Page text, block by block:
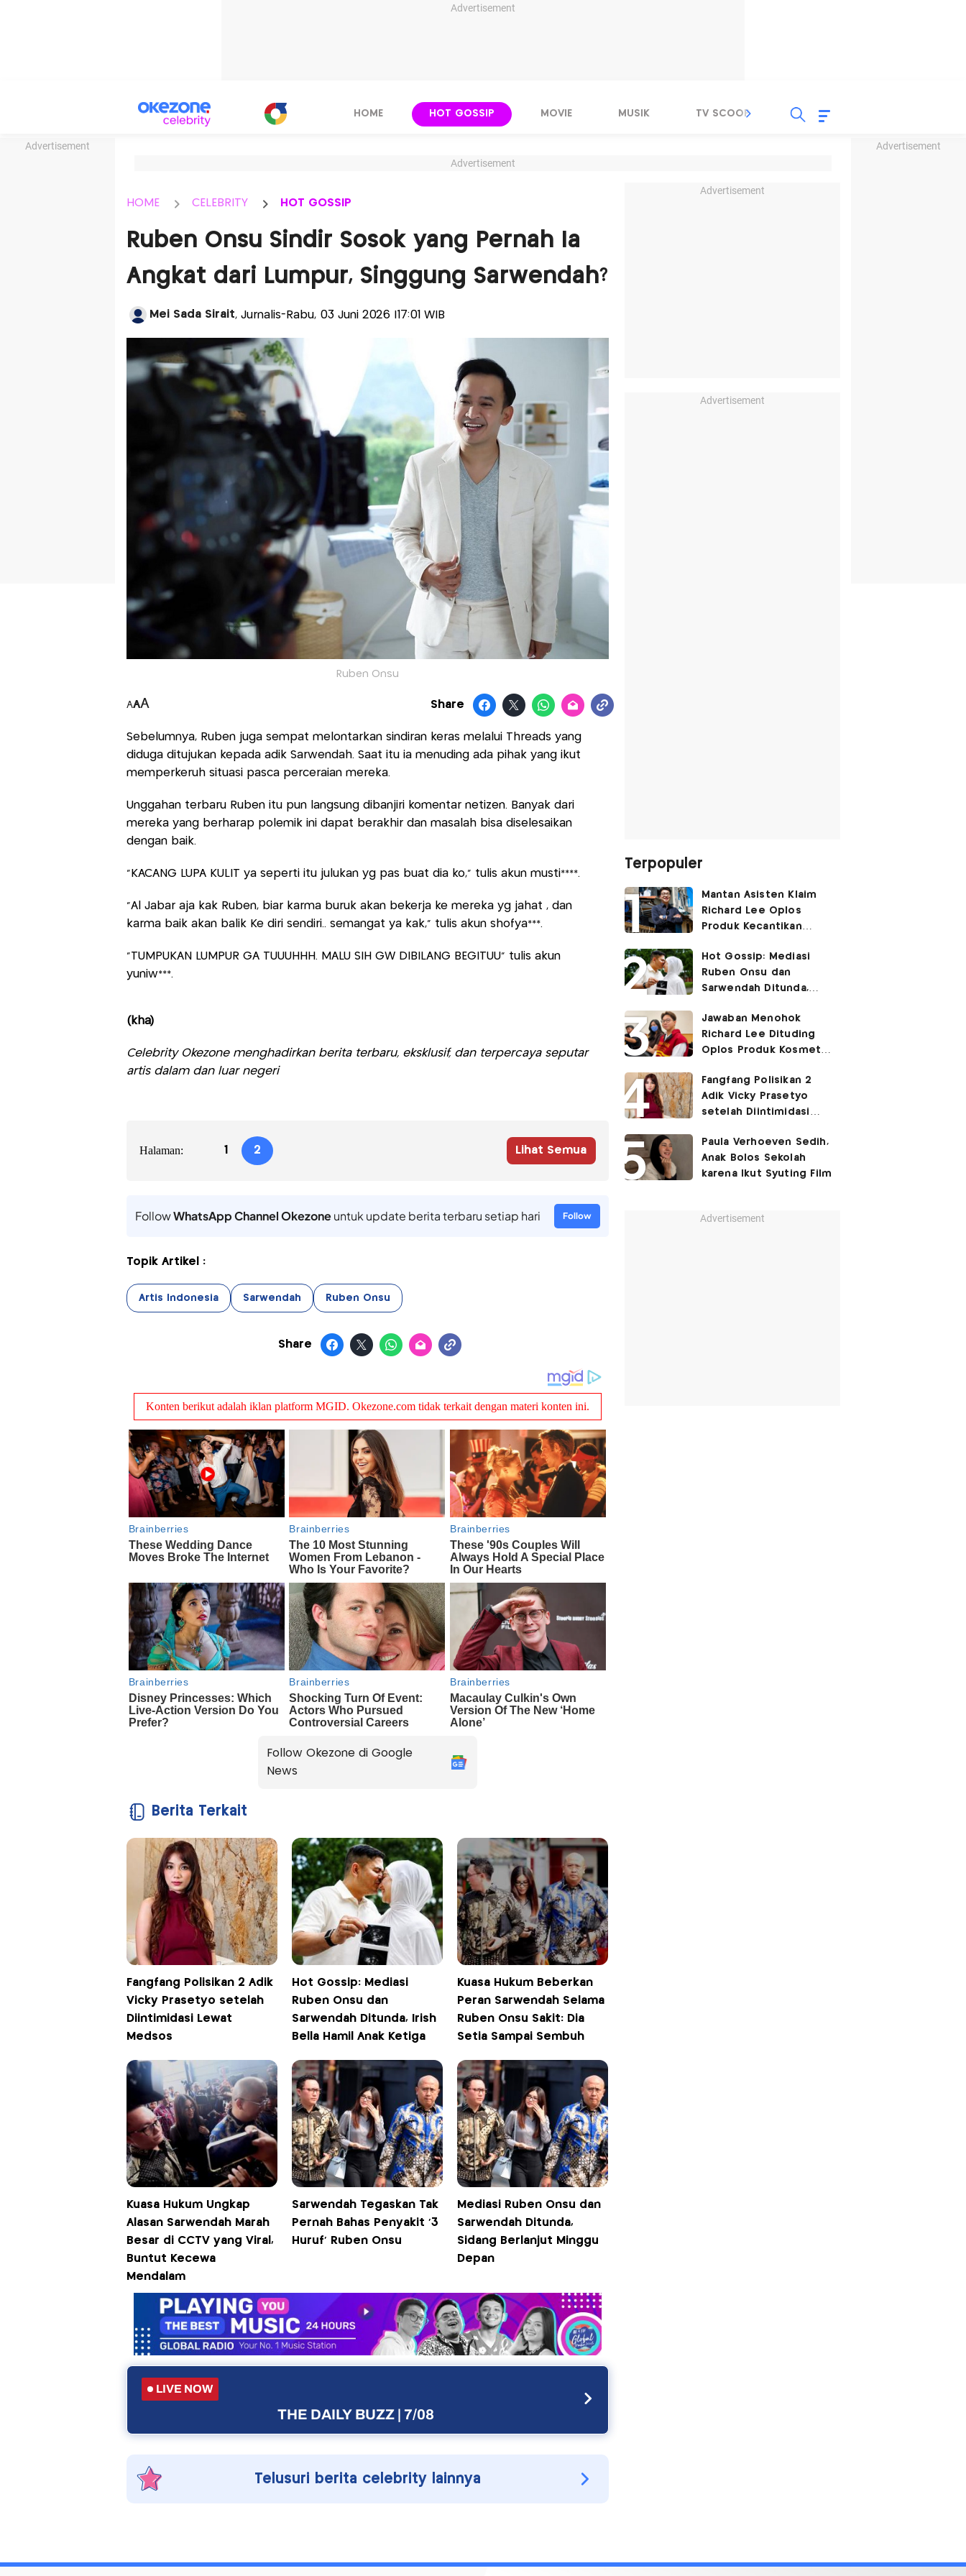
Advertisement
Advertisement Advertisement
HOME HOT GOSSIP MOVIE MUSIK TV SCOOP LIRIK
Advertisement
HOME CELEBRITY HOT GOSSIP
Ruben Onsu Sindir Sosok yang Pernah Ia
Angkat dari Lumpur, Singgung Sarwendah?
Mei Sada Sirait, Jurnalis-Rabu, 03 Juni 2026 |17:01 WIB
Ruben Onsu
AAA Share
Sebelumnya, Ruben juga sempat melontarkan sindiran keras melalui Threads yang
diduga ditujukan kepada adik Sarwendah. Saat itu ia menuding ada pihak yang ikut
memperkeruh situasi pasca perceraian mereka.
Unggahan terbaru Ruben itu pun langsung dibanjiri komentar netizen. Banyak dari
mereka yang berharap polemik ini dapat berakhir dan masalah bisa diselesaikan
dengan baik.
"KACANG LUPA KULIT ya seperti itu julukan yg pas buat dia ko," tulis akun musti****.
"Al Jabar aja kak Ruben, biar karma buruk akan bekerja ke mereka yg jahat , dan
karma baik akan balik Ke diri sendiri.. semangat ya kak," tulis akun shofya***.
"TUMPUKAN LUMPUR GA TUUUHHH. MALU SIH GW DIBILANG BEGITUU" tulis akun
yuniw***.
(kha)
Celebrity Okezone menghadirkan berita terbaru, eksklusif, dan terpercaya seputar
artis dalam dan luar negeri
Halaman: 1 2 Lihat Semua
FollowWhatsApp Channel Okezoneuntuk update berita terbaru setiap hari Follow
Topik Artikel :
Artis Indonesia Sarwendah Ruben Onsu
Share
Follow Okezone di Google
News
Berita Terkait
Fangfang Polisikan 2 Adik
Vicky Prasetyo setelah
Diintimidasi Lewat
Medsos
Hot Gossip: Mediasi
Ruben Onsu dan
Sarwendah Ditunda, Irish
Bella Hamil Anak Ketiga
Kuasa Hukum Beberkan
Peran Sarwendah Selama
Ruben Onsu Sakit: Dia
Setia Sampai Sembuh
Kuasa Hukum Ungkap
Alasan Sarwendah Marah
Besar di CCTV yang Viral,
Buntut Kecewa
Mendalam
Sarwendah Tegaskan Tak
Pernah Bahas Penyakit '3
Huruf' Ruben Onsu
Mediasi Ruben Onsu dan
Sarwendah Ditunda,
Sidang Berlanjut Minggu
Depan
LIVE NOW
THE DAILY BUZZ | 7/08
Telusuri berita celebrity lainnya
Advertisement
Advertisement
Terpopuler
Mantan Asisten Klaim
Richard Lee Oplos
Produk Kecantikan
ke Ani-Ani
Hot Gossip: Mediasi
Ruben Onsu dan
Sarwendah Ditunda,
Ketiga
Jawaban Menohok
Richard Lee Dituding
Oplos Produk Kosmetik
Fangfang Polisikan 2
Adik Vicky Prasetyo
setelah Diintimidasi
Paula Verhoeven Sedih,
Anak Bolos Sekolah
karena Ikut Syuting Film
Advertisement